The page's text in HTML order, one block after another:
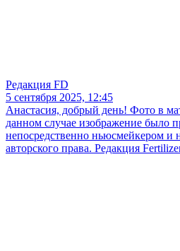
Редакция FD
5 сентября 2025, 12:45
Анастасия, добрый день! Фото в
данном случае изображение было
непосредственно ньюсмейкером и
авторского права. Редакция